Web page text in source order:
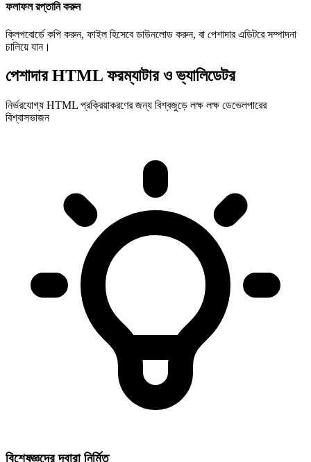
ফলাফল রপ্তানি করুন
ক্লিপবোর্ডে কপি করুন, ফাইল হিসেবে ডাউনলোড করুন, বা পেশাদার এডিটরে সম্পাদনা
চালিয়ে যান।
পেশাদার HTML ফরম্যাটার ও ভ্যালিডেটর
নির্ভরযোগ্য HTML প্রক্রিয়াকরণের জন্য বিশ্বজুড়ে লক্ষ লক্ষ ডেভেলপারের
বিশ্বাসভাজন
বিশেষজ্ঞদের দ্বারা নির্মিত